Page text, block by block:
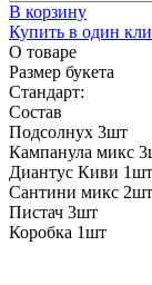
В корзину
Купить в один
О товаре
Размер букета
Стандарт:
Состав
Подсолнух 3шт
Кампанула микс
Диантус Киви 1шт
Сантини микс 2шт
Пистач 3шт
Коробка 1шт